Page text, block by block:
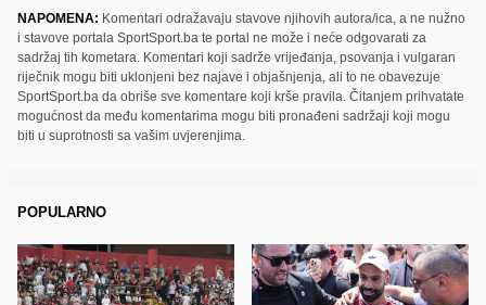
NAPOMENA: Komentari odražavaju stavove njihovih autora/ica, a ne nužno
i stavove portala SportSport.ba te portal ne može i neće odgovarati za
sadržaj tih kometara. Komentari koji sadrže vrijeđanja, psovanja i vulgaran
riječnik mogu biti uklonjeni bez najave i objašnjenja, ali to ne obavezuje
SportSport.ba da obriše sve komentare koji krše pravila. Čitanjem prihvatate
mogućnost da među komentarima mogu biti pronađeni sadržaji koji mogu
biti u suprotnosti sa vašim uvjerenjima.
POPULARNO